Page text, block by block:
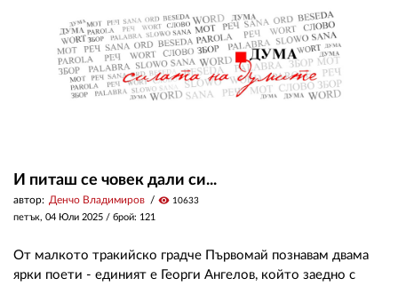
И питаш се човек дали си...
автор: Денчо Владимиров visibility 10633
петък, 04 Юли 2025 / брой: 121
От малкото тракийско градче Първомай познавам двама
ярки поети - единият е Георги Ангелов, който заедно с
ЗА НАС
АВТОРИ
РЕДАКЦИЯ
АБОНАМЕНТ
ПОЛИТИКА ЗА БИСКВИТКИТЕ